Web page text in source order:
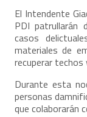
El Intendente
PDI patrullarán
casos
materiales de
recuperar
Durante esta
personas
que colaborarán